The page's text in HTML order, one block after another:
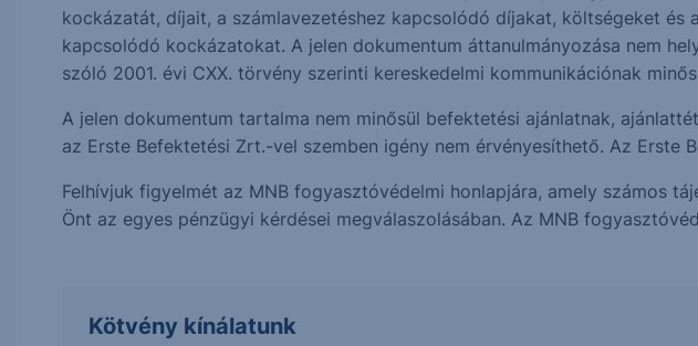
kockázatát, díjait, a számlavezetéshez kapcsolódó díjakat, költségeket
kapcsolódó kockázatokat. A jelen dokumentum áttanulmányozása nem
szóló 2001. évi CXX. törvény szerinti kereskedelmi kommunikációnak
A jelen dokumentum tartalma nem minősül befektetési ajánlatnak,
az Erste Befektetési Zrt.-vel szemben igény nem érvényesíthető. Az
Felhívjuk figyelmét az MNB fogyasztóvédelmi honlapjára, amely számos
Önt az egyes pénzügyi kérdései megválaszolásában. Az MNB
Kötvény kínálatunk